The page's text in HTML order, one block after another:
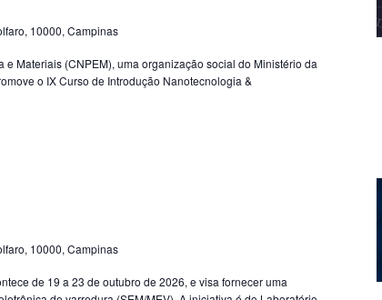
10000, Campinas
Materiais (CNPEM), uma organização social do Ministério da
o IX Curso de Introdução Nanotecnologia &
10000, Campinas
de 19 a 23 de outubro de 2026, e visa fornecer uma